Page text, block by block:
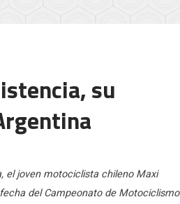
su
el joven motociclista chileno Maxi
del Campeonato de Motociclismo